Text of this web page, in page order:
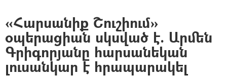
«Հարսանիք Շուշիում»
օպերացիան սկսված է. Արմեն
Գրիգորյանը հարսանեկան
լուսանկար է հրապարակել